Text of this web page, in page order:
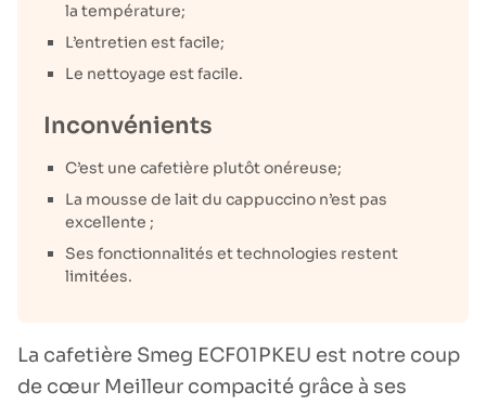
la température;
L’entretien est facile;
Le nettoyage est facile.
Inconvénients
C’est une cafetière plutôt onéreuse;
La mousse de lait du cappuccino n’est pas
excellente ;
Ses fonctionnalités et technologies restent
limitées.
La cafetière Smeg ECF01PKEU est notre coup
de cœur Meilleur compacité grâce à ses